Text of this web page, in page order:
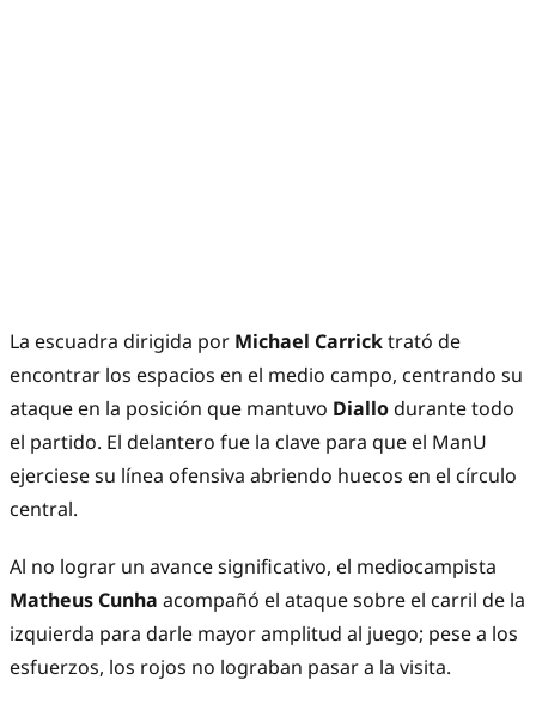
La escuadra dirigida por Michael Carricktrató de
encontrar los espacios en el medio campo, centrando su
ataque en la posición que mantuvo Diallodurante todo
el partido. El delantero fue la clave para que el ManU
ejerciese su línea ofensiva abriendo huecos en el círculo
central.
Al no lograr un avance significativo, el mediocampista
Matheus Cunha acompañó el ataque sobre el carril de la
izquierda para darle mayor amplitud al juego; pese a los
esfuerzos, los rojos no lograban pasar a la visita.